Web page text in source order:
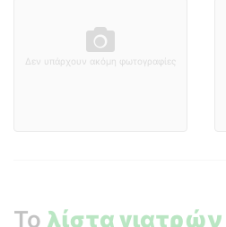
Δεν υπάρχουν ακόμη φωτογραφίες
Το λίστα γιατρών